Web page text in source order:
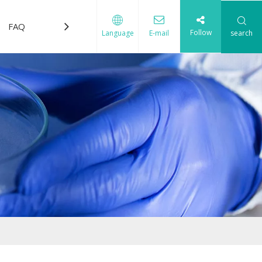
FAQ Télécharger Nous contacter
Language E-mail Follow search